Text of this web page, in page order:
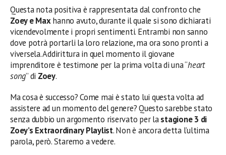
Questa nota positiva è rappresentata dal confronto che
Zoey e Maxhanno avuto, durante il quale si sono dichiarati
vicendevolmente i propri sentimenti. Entrambi non sanno
dove potrà portarli la loro relazione, ma ora sono pronti a
viversela. Addirittura in quel momento il giovane
imprenditore è testimone per la prima volta di una “heart
song” di Zoey.
Ma cosa è successo? Come mai è stato lui questa volta ad
assistere ad un momento del genere? Questo sarebbe stato
senza dubbio un argomento riservato per lastagione 3 di
Zoey’s Extraordinary Playlist. Non è ancora detta l’ultima
parola, però. Staremo a vedere.